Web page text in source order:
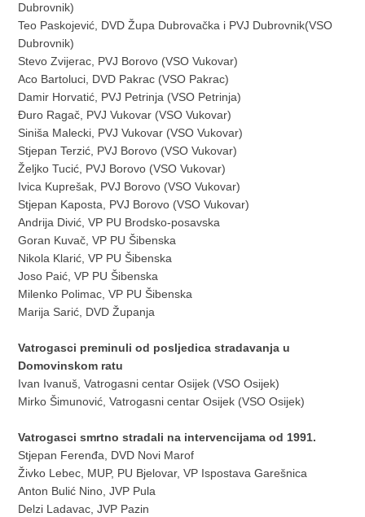
Dubrovnik)
Teo Paskojević, DVD Župa Dubrovačka i PVJ Dubrovnik(VSO
Dubrovnik)
Stevo Zvijerac, PVJ Borovo (VSO Vukovar)
Aco Bartoluci, DVD Pakrac (VSO Pakrac)
Damir Horvatić, PVJ Petrinja (VSO Petrinja)
Đuro Ragač, PVJ Vukovar (VSO Vukovar)
Siniša Malecki, PVJ Vukovar (VSO Vukovar)
Stjepan Terzić, PVJ Borovo (VSO Vukovar)
Željko Tucić, PVJ Borovo (VSO Vukovar)
Ivica Kuprešak, PVJ Borovo (VSO Vukovar)
Stjepan Kaposta, PVJ Borovo (VSO Vukovar)
Andrija Divić, VP PU Brodsko-posavska
Goran Kuvač, VP PU Šibenska
Nikola Klarić, VP PU Šibenska
Joso Paić, VP PU Šibenska
Milenko Polimac, VP PU Šibenska
Marija Sarić, DVD Županja
Vatrogasci preminuli od posljedica stradavanja u
Domovinskom ratu
Ivan Ivanuš, Vatrogasni centar Osijek (VSO Osijek)
Mirko Šimunović, Vatrogasni centar Osijek (VSO Osijek)
Vatrogasci smrtno stradali na intervencijama od 1991.
Stjepan Ferenđa, DVD Novi Marof
Živko Lebec, MUP, PU Bjelovar, VP Ispostava Garešnica
Anton Bulić Nino, JVP Pula
Delzi Ladavac, JVP Pazin